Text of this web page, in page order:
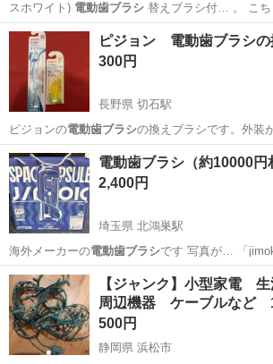
スホワイト) 電動歯ブラシ替えブラシ付… 。 こち
と舌ブラシのセ… を持つ 超音波電動歯ブラシ！
く） ◯
電動歯ブラシセット内容 …
福岡 北九州市 ブラシ
ピジョン 電動歯ブラシの
300円
長野県 切石駅
ピジョンの電動歯ブラシの換えブラシです。外装
長野 飯田市 切石駅 ベビー用品 電
電動歯ブラシ（約10000円
2,400円
埼玉県 北鴻巣駅
海外メーカーの電動歯ブラシ です 写真が… 「
検索すれば…
埼玉 鴻巣市 北鴻巣駅 その他
【ジャンク】小型家電
周辺機器 ケーブルなど
500円
静岡県 浜松市